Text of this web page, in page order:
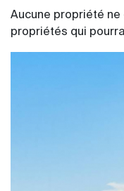
Aucune propriété
propriétés qui